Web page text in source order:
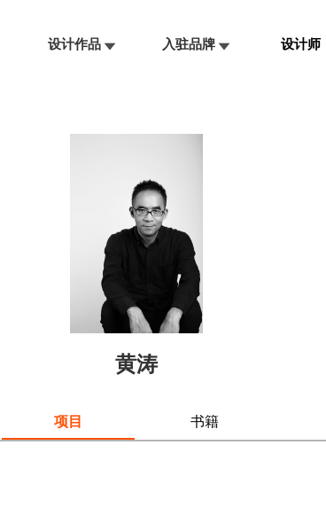
设计作品 入驻品牌 设计师
黄涛
项目 书籍